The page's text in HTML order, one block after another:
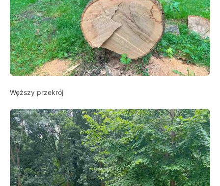
Węższy przekrój